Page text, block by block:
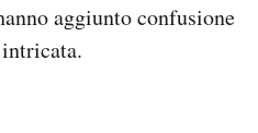
aggiunto confusione